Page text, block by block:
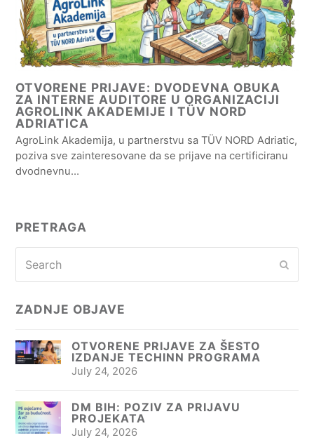
OTVORENE PRIJAVE: DVODEVNA OBUKA
ZA INTERNE AUDITORE U ORGANIZACIJI
AGROLINK AKADEMIJE I TÜV NORD
ADRIATICA
AgroLink Akademija, u partnerstvu sa TÜV NORD Adriatic,
poziva sve zainteresovane da se prijave na certificiranu
dvodnevnu…
PRETRAGA
ZADNJE OBJAVE
OTVORENE PRIJAVE ZA ŠESTO
IZDANJE TECHINN PROGRAMA
July 24, 2026
DM BIH: POZIV ZA PRIJAVU
PROJEKATA
July 24, 2026